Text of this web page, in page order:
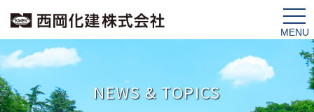
NEWS & TOPICS